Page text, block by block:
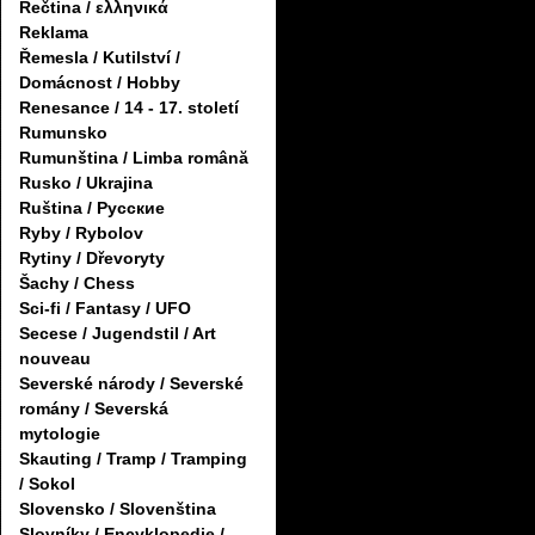
Řečtina / ελληνικά
Reklama
Řemesla / Kutilství /
Domácnost / Hobby
Renesance / 14 - 17. století
Rumunsko
Rumunština / Limba română
Rusko / Ukrajina
Ruština / Русские
Ryby / Rybolov
Rytiny / Dřevoryty
Šachy / Chess
Sci-fi / Fantasy / UFO
Secese / Jugendstil / Art
nouveau
Severské národy / Severské
romány / Severská
mytologie
Skauting / Tramp / Tramping
/ Sokol
Slovensko / Slovenština